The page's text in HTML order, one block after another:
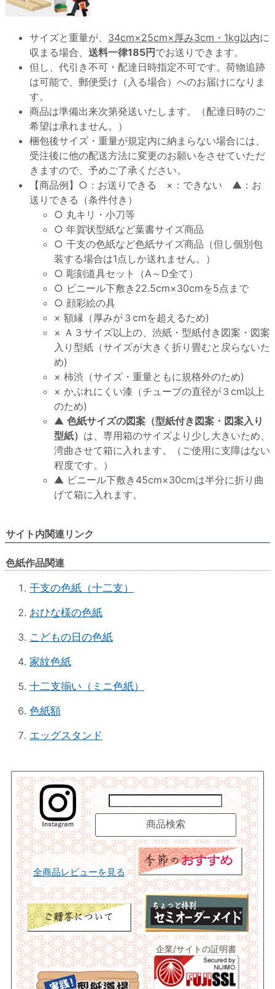
サイズと重量が、 34cm×25cm×厚み3cm・1kg以内に
収まる場合、 送料一律185円 でお送りできます。
但し、代引き不可・配達日時指定不可です。荷物追跡
は可能で、郵便受け（入る場合）へのお届けになりま
す。
商品は準備出来次第発送いたします。（配達日時のご
希望は承れません。）
梱包後サイズ・重量が規定内に納まらない場合には、
受注後に他の配送方法に変更のお願いをさせていただ
きますので、予めご了承ください。
【商品例】○：お送りできる ×：できない ▲：お
送りできる（条件付き）
○ 丸キリ・小刀等
○ 年賀状型紙など葉書サイズ商品
○ 干支の色紙など色紙サイズ商品（但し個別包
装する場合は1点しか送れません。）
○ 彫刻道具セット（A～D全て）
○ ビニール下敷き22.5cm×30cmを5点まで
○ 顔彩絵の具
× 額縁（厚みが３cmを超えるため)
× Ａ３サイズ以上の、渋紙・型紙付き図案・図案
入り型紙（サイズが大きく折り畳むと戻らないた
め)
× 柿渋（サイズ・重量ともに規格外のため)
× かぶれにくい漆（チューブの直径が３cm以上
のため)
▲ 色紙サイズの図案（型紙付き図案・図案入り
型紙） は、専用箱のサイズより少し大きいため、
湾曲させて箱に入れます。（ご使用に支障はない
程度です。）
▲ ビニール下敷き45cm×30cmは半分に折り曲
げて箱に入れます。
サイト内関連リンク
色紙作品関連
干支の色紙（十二支）
おひな様の色紙
こどもの日の色紙
家紋色紙
十二支揃い（ミニ色紙）
色紙額
エッグスタンド
全商品レビューを見る
企業/サイトの証明書